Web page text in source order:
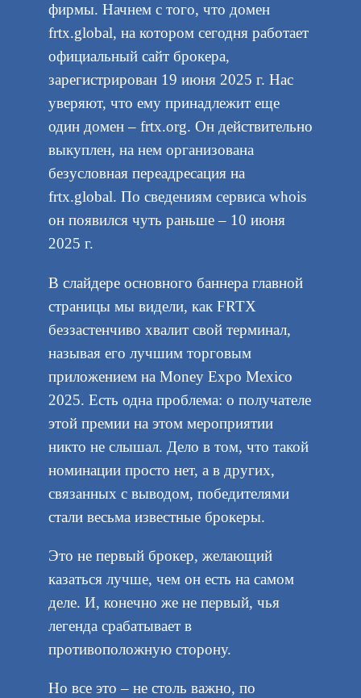
фирмы. Начнем с того, что домен
frtx.global, на котором сегодня работает
официальный сайт брокера,
зарегистрирован 19 июня 2025 г. Нас
уверяют, что ему принадлежит еще
один домен – frtx.org. Он действительно
выкуплен, на нем организована
безусловная переадресация на
frtx.global. По сведениям сервиса whois
он появился чуть раньше – 10 июня
2025 г.
В слайдере основного баннера главной
страницы мы видели, как FRTX
беззастенчиво хвалит свой терминал,
называя его лучшим торговым
приложением на Money Expo Mexico
2025. Есть одна проблема: о получателе
этой премии на этом мероприятии
никто не слышал. Дело в том, что такой
номинации просто нет, а в других,
связанных с выводом, победителями
стали весьма известные брокеры.
Это не первый брокер, желающий
казаться лучше, чем он есть на самом
деле. И, конечно же не первый, чья
легенда срабатывает в
противоположную сторону.
Но все это – не столь важно, по